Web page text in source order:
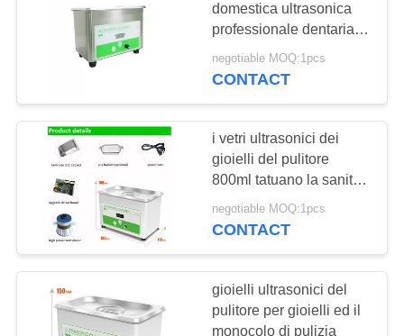
NOTIZIE
UNA
CITAZIONE
MAPPA
DEL
SITO
PRIVACY
Pulitore ultrasonico
medico
59
Pulitore ultrasonico
del laboratorio
domestica ultrasonica
professionale dentaria
del pulitore 0.8L dei
gioielli
negotiable MOQ:1pcs
CONTACT
i vetri ultrasonici dei
gioielli del pulitore
800ml tatuano la sanità
domestica dentaria
negotiable MOQ:1pcs
CONTACT
gioielli ultrasonici del
pulitore per gioielli ed il
monocolo di pulizia